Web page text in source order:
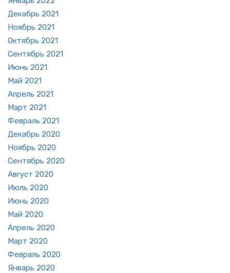
Де­кабрь 2021
Но­ябрь 2021
Ок­тябрь 2021
Сен­тябрь 2021
Июнь 2021
Май 2021
Ап­рель 2021
Март 2021
Фев­раль 2021
Де­кабрь 2020
Но­ябрь 2020
Сен­тябрь 2020
Ав­густ 2020
Июль 2020
Июнь 2020
Май 2020
Ап­рель 2020
Март 2020
Фев­раль 2020
Ян­варь 2020